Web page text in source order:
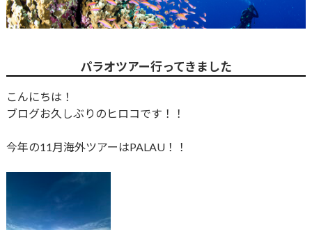
パラオツアー行ってきました
こんにちは！
ブログお久しぶりのヒロコです！！
今年の11月海外ツアーはPALAU！！